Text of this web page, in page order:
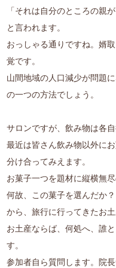
「それは自分のところの親
と言われます。
おっしゃる通りですね。婿
覚です。
山間地域の人口減少が問題
の一つの方法でしょう。
サロンですが、飲み物は各自
最近は皆さん飲み物以外に
分け合ってみえます。
お菓子一つを題材に縦横無尽
何故、この菓子を選んだか
から、旅行に行ってきたお
お土産ならば、何処へ、誰
す。
参加者自ら質問します。院